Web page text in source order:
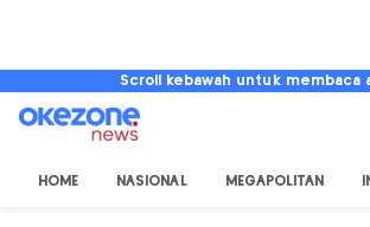
Scroll kebawah untuk membaca
HOME NASIONAL MEGAPOLITAN